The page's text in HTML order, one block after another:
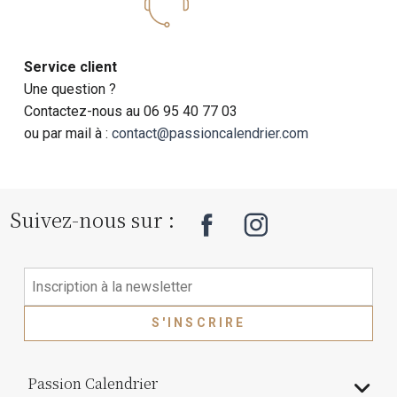
Service client
Une question ?
Contactez-nous au 06 95 40 77 03
ou par mail à :contact@passioncalendrier.com
Suivez-nous sur :
S'INSCRIRE
Passion Calendrier